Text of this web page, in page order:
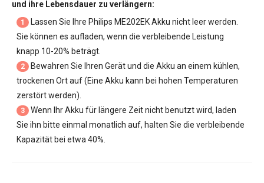
und ihre Lebensdauer zu verlängern:
1 Lassen Sie Ihre Philips ME202EK Akku nicht leer werden.
Sie können es aufladen, wenn die verbleibende Leistung
knapp 10-20% beträgt.
2
Bewahren Sie Ihren Gerät und die Akku an einem kühlen,
trockenen Ort auf (Eine Akku kann bei hohen Temperaturen
zerstört werden).
3
Wenn Ihr Akku für längere Zeit nicht benutzt wird, laden
Sie ihn bitte einmal monatlich auf, halten Sie die verbleibende
Kapazität bei etwa 40%.